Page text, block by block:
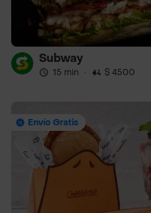
Subway
15 min · $ 4500
Envío Gratis